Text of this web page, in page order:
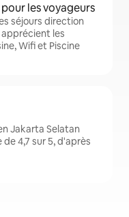
les voyageurs
séjours direction
les
Wifi et Piscine
Jakarta Selatan
4,7 sur 5, d'après